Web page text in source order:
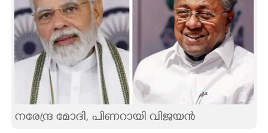
INFO+
ART
ASTRO
CARTOONS
നരേന്ദ്ര മോദി, പിണറായി വിജയൻ